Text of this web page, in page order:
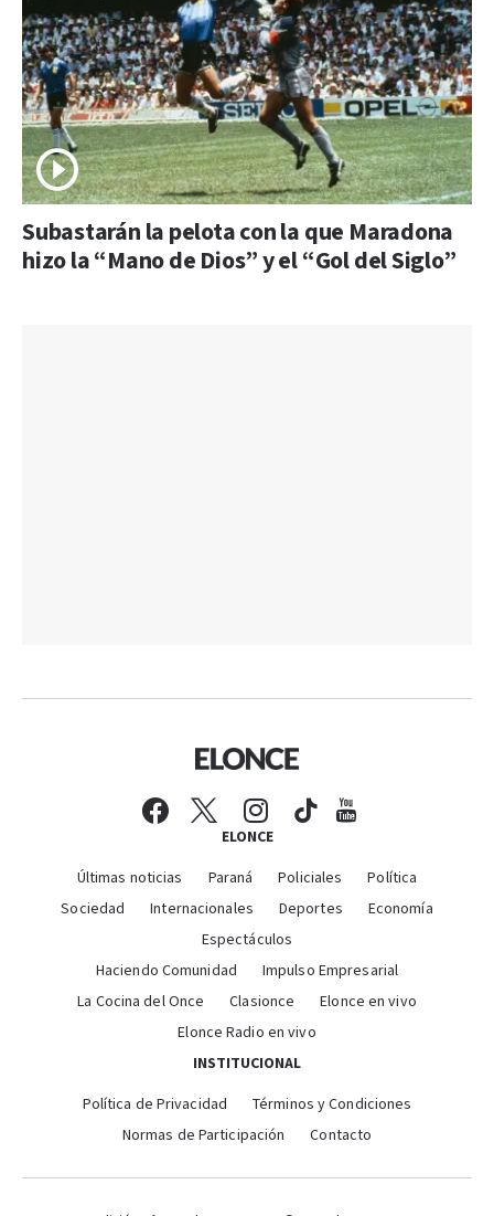
Subastarán la pelota con la que Maradona
hizo la “Mano de Dios” y el “Gol del Siglo”
ELONCE
Últimas noticias Paraná Policiales
Política
Sociedad
Internacionales Deportes
Economía
Espectáculos
Haciendo Comunidad
Impulso Empresarial
La Cocina del Once
Clasionce
Elonce en vivo
Elonce Radio en vivo
INSTITUCIONAL
Política de Privacidad
Términos y Condiciones
Normas de Participación
Contacto